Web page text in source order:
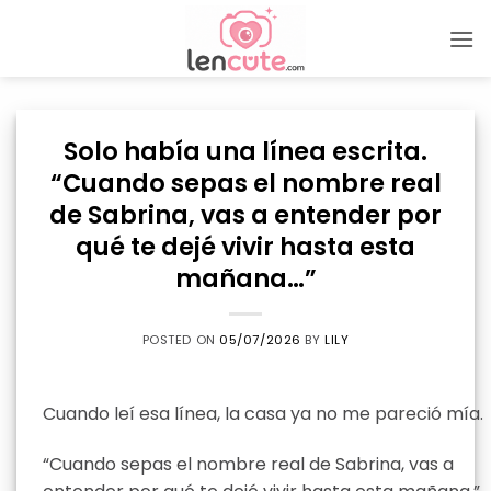
Solo había una línea escrita.
“Cuando sepas el nombre real
de Sabrina, vas a entender por
qué te dejé vivir hasta esta
mañana…”
POSTED ON 05/07/2026 BYLILY
Cuando leí esa línea, la casa ya no me pareció mía.
“Cuando sepas el nombre real de Sabrina, vas a